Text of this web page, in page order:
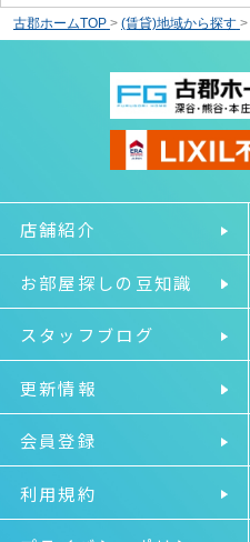
古郡ホームTOP > (賃貸)地域から探す >
店舗紹介
お部屋探しの豆知識
スタッフブログ
更新情報
会員登録
利用規約